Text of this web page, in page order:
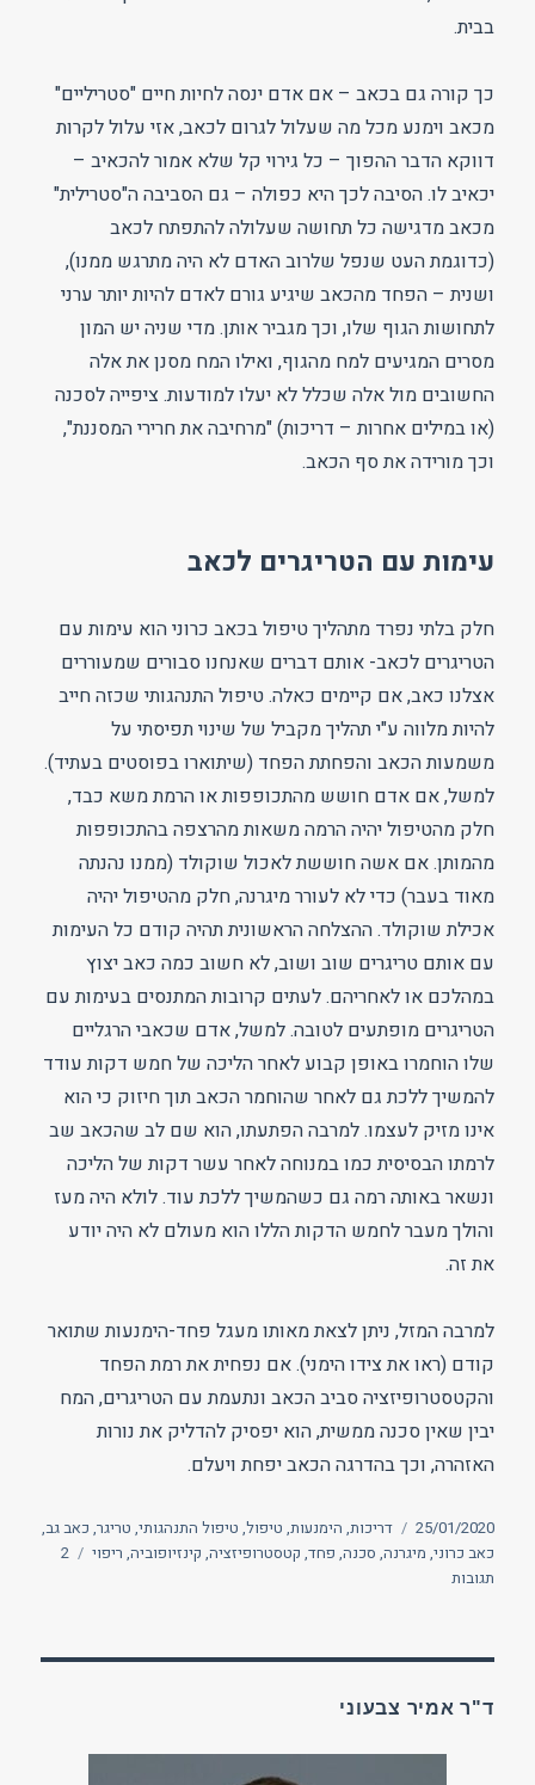
בבית.
כך קורה גם בכאב – אם אדם ינסה לחיות חיים "סטריליים"
מכאב וימנע מכל מה שעלול לגרום לכאב, אזי עלול לקרות
דווקא הדבר ההפוך – כל גירוי קל שלא אמור להכאיב –
יכאיב לו. הסיבה לכך היא כפולה – גם הסביבה ה"סטרילית"
מכאב מדגישה כל תחושה שעלולה להתפתח לכאב
(כדוגמת העט שנפל שלרוב האדם לא היה מתרגש ממנו),
ושנית – הפחד מהכאב שיגיע גורם לאדם להיות יותר ערני
לתחושות הגוף שלו, וכך מגביר אותן. מדי שניה יש המון
מסרים המגיעים למח מהגוף, ואילו המח מסנן את אלה
החשובים מול אלה שכלל לא יעלו למודעות. ציפייה לסכנה
(או במילים אחרות – דריכות) "מרחיבה את חרירי המסננת",
וכך מורידה את סף הכאב.
עימות עם הטריגרים לכאב
חלק בלתי נפרד מתהליך טיפול בכאב כרוני הוא עימות עם
הטריגרים לכאב- אותם דברים שאנחנו סבורים שמעוררים
אצלנו כאב, אם קיימים כאלה. טיפול התנהגותי שכזה חייב
להיות מלווה ע"י תהליך מקביל של שינוי תפיסתי על
משמעות הכאב והפחתת הפחד (שיתוארו בפוסטים בעתיד).
למשל, אם אדם חושש מהתכופפות או הרמת משא כבד,
חלק מהטיפול יהיה הרמה משאות מהרצפה בהתכופפות
מהמותן. אם אשה חוששת לאכול שוקולד (ממנו נהנתה
מאוד בעבר) כדי לא לעורר מיגרנה, חלק מהטיפול יהיה
אכילת שוקולד. ההצלחה הראשונית תהיה קודם כל העימות
עם אותם טריגרים שוב ושוב, לא חשוב כמה כאב יצוץ
במהלכם או לאחריהם. לעתים קרובות המתנסים בעימות עם
הטריגרים מופתעים לטובה. למשל, אדם שכאבי הרגליים
שלו הוחמרו באופן קבוע לאחר הליכה של חמש דקות עודד
להמשיך ללכת גם לאחר שהוחמר הכאב תוך חיזוק כי הוא
אינו מזיק לעצמו. למרבה הפתעתו, הוא שם לב שהכאב שב
לרמתו הבסיסית כמו במנוחה לאחר עשר דקות של הליכה
ונשאר באותה רמה גם כשהמשיך ללכת עוד. לולא היה מעז
והולך מעבר לחמש הדקות הללו הוא מעולם לא היה יודע
את זה.
למרבה המזל, ניתן לצאת מאותו מעגל פחד-הימנעות שתואר
קודם (ראו את צידו הימני). אם נפחית את רמת הפחד
והקטסטרופיזציה סביב הכאב ונתעמת עם הטריגרים, המח
יבין שאין סכנה ממשית, הוא יפסיק להדליק את נורות
האזהרה, וכך בהדרגה הכאב יפחת ויעלם.
פורסם
בתאריך
25/01/2020 תגיות
דריכות, הימנעות, טיפול, טיפול התנהגותי, טריגר, כאב גב,
כאב כרוני, מיגרנה, סכנה, פחד, קטסטרופיזציה, קינזיופוביה, ריפוי
2
תגובות
ד"ר אמיר צבעוני